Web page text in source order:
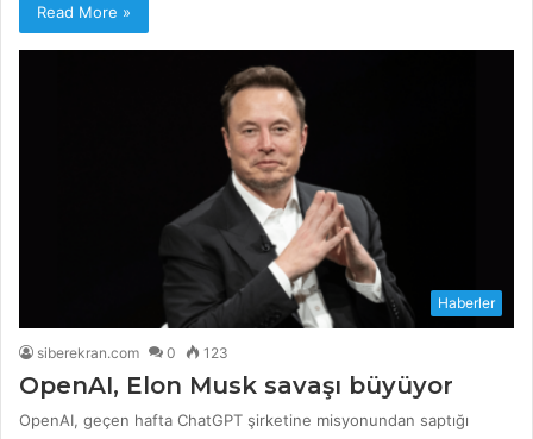
Read More »
Haberler
siberekran.com 0 123
OpenAI, Elon Musk savaşı büyüyor
OpenAI, geçen hafta ChatGPT şirketine misyonundan saptığı